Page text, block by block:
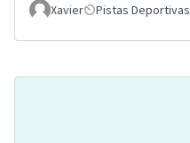
Xavier
Pistas Deportivas